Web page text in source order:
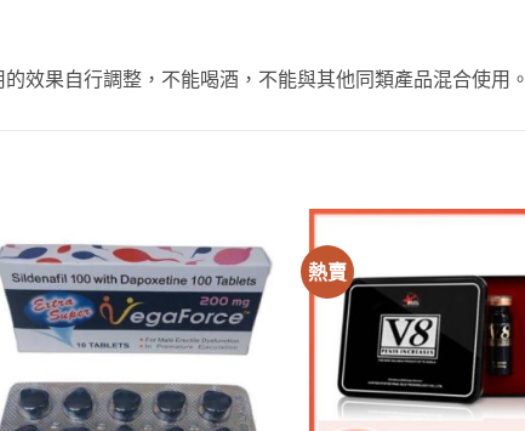
效果自行調整，不能喝酒，不能與其他同類產品混合使用。
熱賣